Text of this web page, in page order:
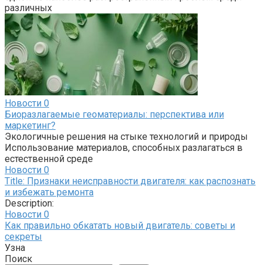
различных
Новости 0
Биоразлагаемые геоматериалы: перспектива или
маркетинг?
Экологичные решения на стыке технологий и природы
Использование материалов, способных разлагаться в
естественной среде
Новости 0
Title: Признаки неисправности двигателя: как распознать
и избежать ремонта
Description:
Новости 0
Как правильно обкатать новый двигатель: советы и
секреты
Узна
Поиск